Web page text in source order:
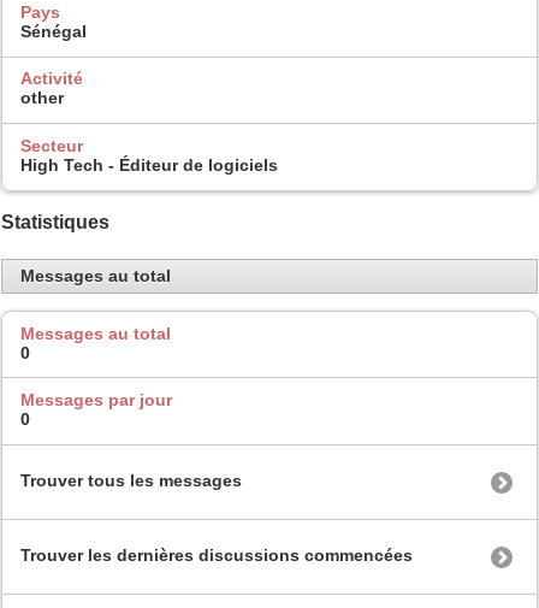
Pays
Sénégal
Activité
other
Secteur
High Tech - Éditeur de logiciels
Statistiques
Messages au total
Messages au total
0
Messages par jour
0
Trouver tous les messages
Trouver les dernières discussions commencées